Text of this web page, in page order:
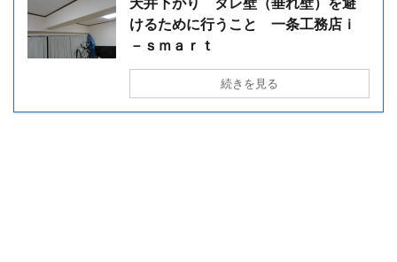
けるために行うこと 一条工務店ｉ
－ｓｍａｒｔ
続きを見る